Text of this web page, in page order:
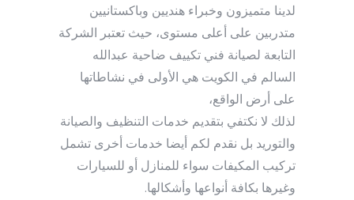
لدينا متميزون وخبراء هنديين وباكستانيين
متدربين على أعلى مستوى، حيث تعتبر الشركة
التابعة لصيانة فني تكييف ضاحية عبدالله
السالم في الكويت هي الأولى في نشاطاتها
على أرض الواقع،
لذلك لا نكتفي بتقديم خدمات التنظيف والصيانة
والتوريد بل نقدم لكم أيضا خدمات أخرى تشمل
تركيب المكيفات سواء للمنازل أو للسيارات
وغيرها بكافة أنواعها وأشكالها.